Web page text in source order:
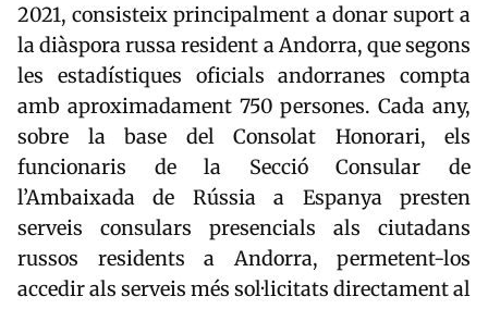
2021, consisteix principalment a donar suport a
la diàspora russa resident a Andorra, que segons
les estadístiques oficials andorranes compta
amb aproximadament 750 persones. Cada any,
sobre la base del Consolat Honorari, els
funcionaris de la Secció Consular de
l’Ambaixada de Rússia a Espanya presten
serveis consulars presencials als ciutadans
russos residents a Andorra, permetent-los
accedir als serveis més sol·licitats directament al